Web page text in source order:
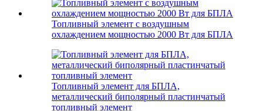
Топливный элемент с воздушным
охлаждением мощностью 2000 Вт для БПЛА
Топливный элемент для БПЛА,
металлический биполярный пластинчатый
топливный элемент